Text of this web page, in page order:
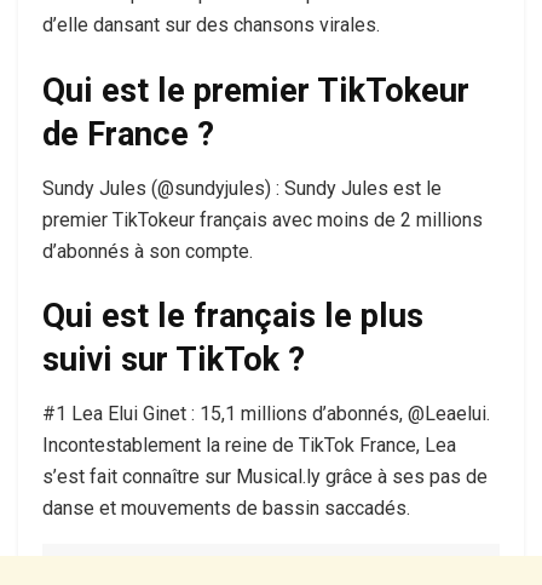
d’elle dansant sur des chansons virales.
Qui est le premier TikTokeur
de France ?
Sundy Jules (@sundyjules) : Sundy Jules est le
premier TikTokeur français avec moins de 2 millions
d’abonnés à son compte.
Qui est le français le plus
suivi sur TikTok ?
#1 Lea Elui Ginet : 15,1 millions d’abonnés, @Leaelui.
Incontestablement la reine de TikTok France, Lea
s’est fait connaître sur Musical.ly grâce à ses pas de
danse et mouvements de bassin saccadés.